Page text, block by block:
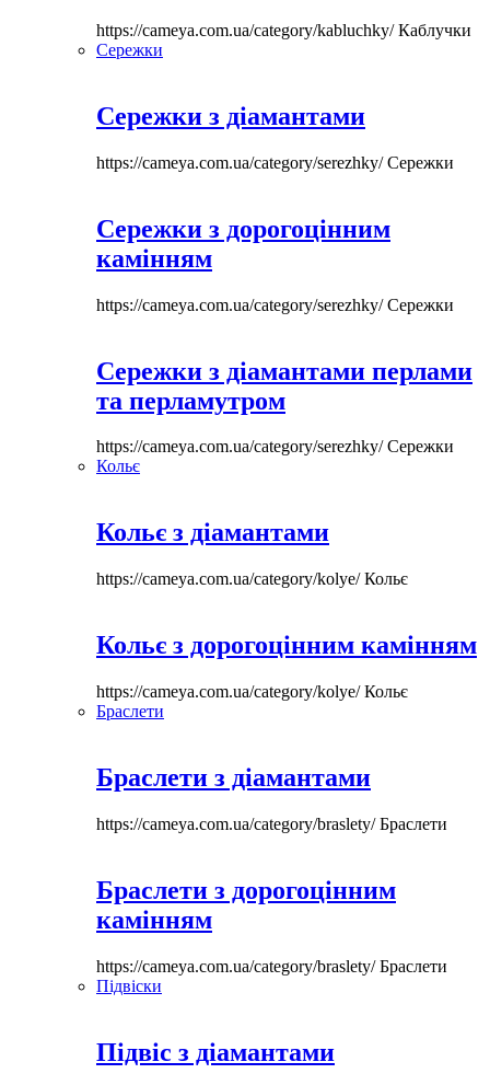
https://cameya.com.ua/category/kabluchky/Каблучки
Сережки
Сережки з діамантами
https://cameya.com.ua/category/serezhky/Сережки
Сережки з дорогоцінним
камінням
https://cameya.com.ua/category/serezhky/Сережки
Сережки з діамантами перлами
та перламутром
https://cameya.com.ua/category/serezhky/Сережки
Кольє
Кольє з діамантами
https://cameya.com.ua/category/kolye/Кольє
Кольє з дорогоцінним камінням
https://cameya.com.ua/category/kolye/Кольє
Браслети
Браслети з діамантами
https://cameya.com.ua/category/braslety/Браслети
Браслети з дорогоцінним
камінням
https://cameya.com.ua/category/braslety/Браслети
Підвіски
Підвіс з діамантами